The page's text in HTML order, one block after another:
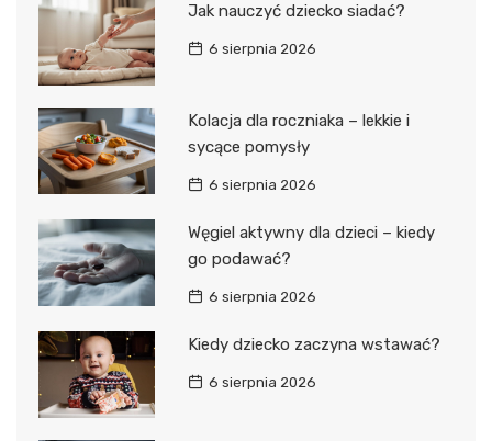
Jak nauczyć dziecko siadać?
6 sierpnia 2026
Kolacja dla roczniaka – lekkie i
sycące pomysły
6 sierpnia 2026
Węgiel aktywny dla dzieci – kiedy
go podawać?
6 sierpnia 2026
Kiedy dziecko zaczyna wstawać?
6 sierpnia 2026